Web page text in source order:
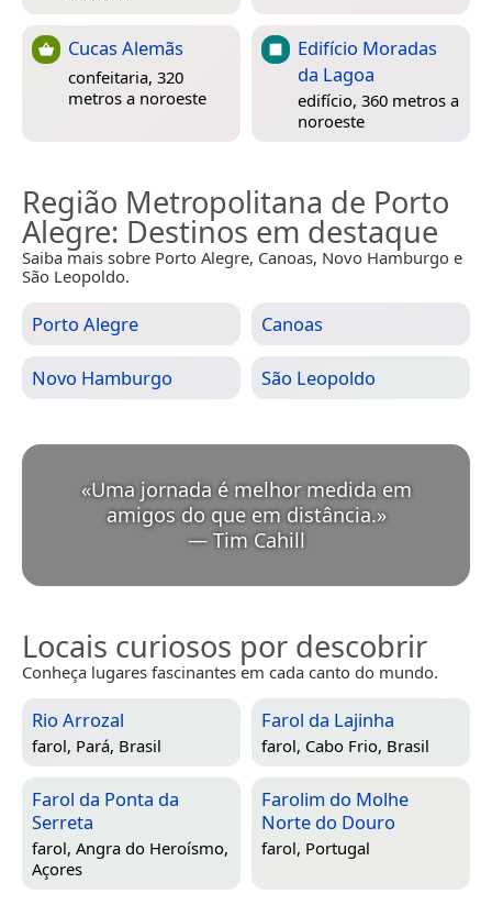
Cucas Alemãs
confeitaria, 320
metros a noroeste
Edifício Moradas
da Lagoa
edifício, 360 metros a
noroeste
Região Metropolitana de Porto
Alegre: Destinos em destaque
Saiba mais sobre Porto Alegre, Canoas, Novo Hamburgo e
São Leopoldo.
Porto Alegre Canoas
Novo Hamburgo São Leopoldo
«Uma jornada é melhor medida em
amigos do que em distância. »
— Tim Cahill
Locais curiosos por descobrir
Conheça lugares fascinantes em cada canto do mundo.
Rio Arrozal
farol, Pará, Brasil
Farol da Lajinha
farol, Cabo Frio, Brasil
Farol da Ponta da
Serreta
farol, Angra do Heroísmo,
Açores
Farolim do Molhe
Norte do Douro
farol, Portugal